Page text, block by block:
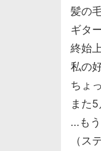
髪の
ギタ
終始
私の
ちょ
また
...も
（ス